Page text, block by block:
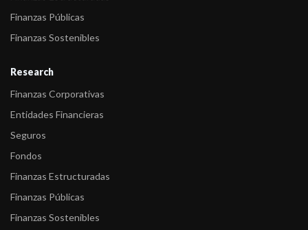
Provincia Casa ...
-FIX (afiliada de Fitch Ratings) confirma la Calificación de
Casa Fi ...
Finanzas Públicas
Finanzas Sostenibles
Research
Finanzas Corporativas
Entidades Financieras
Seguros
Fondos
Finanzas Estructuradas
Finanzas Públicas
Finanzas Sostenibles